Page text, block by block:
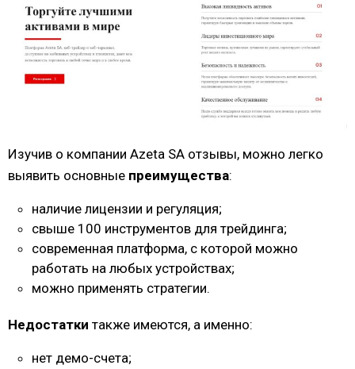
Изучив о компании Azeta SA отзывы, можно легко
выявить основные преимущества:
наличие лицензии и регуляция;
свыше 100 инструментов для трейдинга;
современная платформа, с которой можно
работать на любых устройствах;
можно применять стратегии.
Недостатки также имеются, а именно:
нет демо-счета;